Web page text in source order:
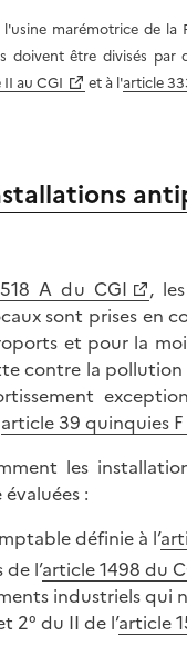
marémotrice de la
doivent être divisés par
au CGI et à l'article
A du CGI
,
sont prises en
et pour la
contre la pollution
article 39 quinquies
les
:
définie à l’
l’article 1498 du
industriels qui
2° du II de l’article